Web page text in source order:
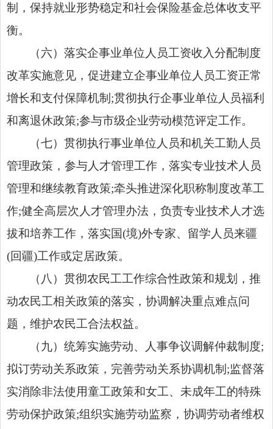
制，保持就业形势稳定和社会保险基金总体收支平
衡。
（六）落实企事业单位人员工资收入分配制度
改革实施意见，促进建立企事业单位人员工资正常
增长和支付保障机制 ;贯彻执行企事业单位人员福利
和离退休政策;参与市级企业劳动模范评定工作。
（七）贯彻执行事业单位人员和机关工勤人员
管理政策，参与人才管理工作，落实专业技术人员
管理和继续教育政策;牵头推进深化职称制度改革工
作;健全高层次人才管理办法，负责专业技术人才选
拔和培养工作，落实国(境)外专家、留学人员来疆
(回疆)工作或定居政策。
（八）贯彻农民工工作综合性政策和规划，推
动农民工相关政策的落实，协调解决重点难点问
题，维护农民工合法权益。
（九）统筹实施劳动、人事争议调解仲裁制度;
拟订劳动关系政策，完善劳动关系协调机制 ;监督落
实消除非法使用童工政策和女工、未成年工的特殊
劳动保护政策;组织实施劳动监察，协调劳动者维权